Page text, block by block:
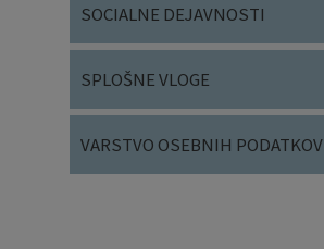
SOCIALNE DEJAVNOSTI
SPLOŠNE VLOGE
VARSTVO OSEBNIH PODATKOV